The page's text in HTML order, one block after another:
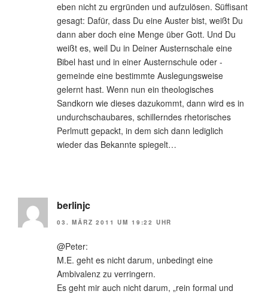
eben nicht zu ergründen und aufzulösen. Süffisant
gesagt: Dafür, dass Du eine Auster bist, weißt Du
dann aber doch eine Menge über Gott. Und Du
weißt es, weil Du in Deiner Austernschale eine
Bibel hast und in einer Austernschule oder -
gemeinde eine bestimmte Auslegungsweise
gelernt hast. Wenn nun ein theologisches
Sandkorn wie dieses dazukommt, dann wird es in
undurchschaubares, schillerndes rhetorisches
Perlmutt gepackt, in dem sich dann lediglich
wieder das Bekannte spiegelt…
berlinjc
03. MÄRZ 2011 UM 19:22 UHR
@Peter:
M.E. geht es nicht darum, unbedingt eine
Ambivalenz zu verringern.
Es geht mir auch nicht darum, „rein formal und